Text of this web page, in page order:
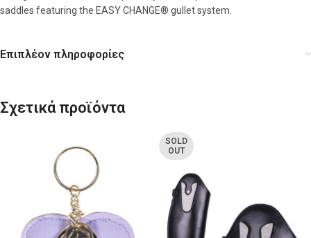
saddles featuring the EASY CHANGE® gullet system.
Επιπλέον πληροφορίες
Σχετικά προϊόντα
SOLD
OUT